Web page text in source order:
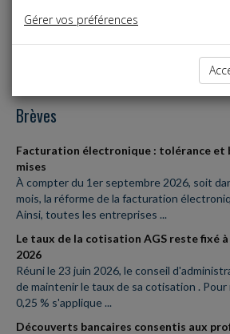
Newsletter du 20/07/2026
Brèves
Facturation électronique : tolérance et
mises
À compter du 1er septembre 2026, soit
mois, la réforme de la facturation
Ainsi, toutes les entreprises ...
Le taux de la cotisation AGS reste fixé
2026
Réuni le 23 juin 2026, le conseil
de maintenir le taux de sa cotisation .
0,25 % s'applique ...
Découverts bancaires consentis aux
Gérer vos préférences